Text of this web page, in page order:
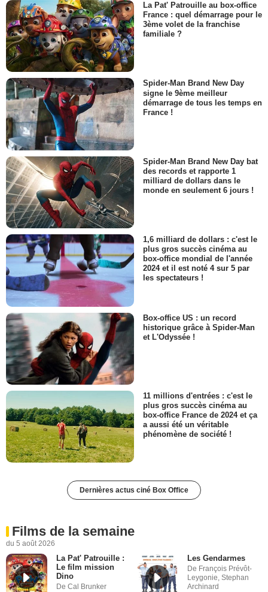
La Pat' Patrouille au box-office
France : quel démarrage pour le
3ème volet de la franchise
familiale ?
Spider-Man Brand New Day
signe le 9ème meilleur
démarrage de tous les temps en
France !
Spider-Man Brand New Day bat
des records et rapporte 1
milliard de dollars dans le
monde en seulement 6 jours !
1,6 milliard de dollars : c'est le
plus gros succès cinéma au
box-office mondial de l'année
2024 et il est noté 4 sur 5 par
les spectateurs !
Box-office US : un record
historique grâce à Spider-Man
et L'Odyssée !
11 millions d'entrées : c'est le
plus gros succès cinéma au
box-office France de 2024 et ça
a aussi été un véritable
phénomène de société !
Dernières actus ciné Box Office
Films de la semaine
du 5 août 2026
La Pat' Patrouille :
Le film mission
Dino
De Cal Brunker
Les Gendarmes
De François Prévôt-
Leygonie, Stephan
Archinard